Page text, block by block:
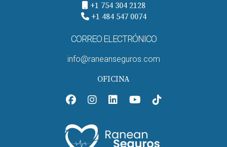
+1 754 304 2128
+1 484 547 0074
CORREO ELECTRÓNICO
info@raneanseguros.com
OFICINA